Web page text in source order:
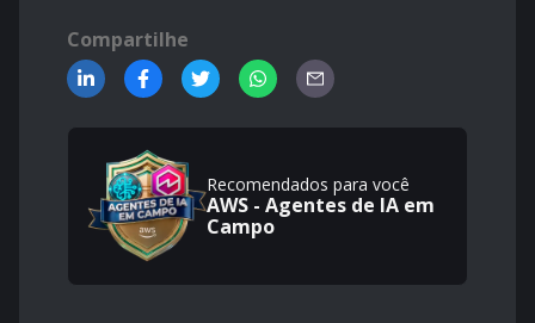
Compartilhe
Recomendados para você
AWS - Agentes de IA em
Campo